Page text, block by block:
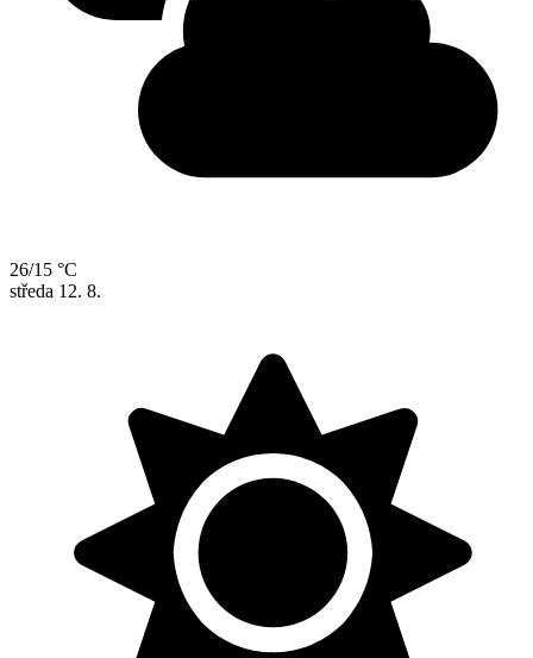
26/15 °C
středa 12. 8.